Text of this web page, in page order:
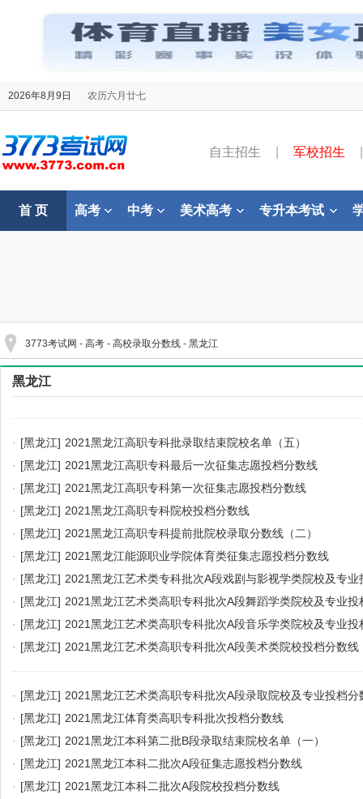
2026年8月9日 农历六月廿七
自主招生 军校招生
首 页 高考 中考 美术高考 专升本考试
3773考试网 - 高考 - 高校录取分数线 - 黑龙江
黑龙江
· [黑龙江] 2021黑龙江高职专科批录取结束院校名单（五）
· [黑龙江] 2021黑龙江高职专科最后一次征集志愿投档分数线
· [黑龙江] 2021黑龙江高职专科第一次征集志愿投档分数线
· [黑龙江] 2021黑龙江高职专科院校投档分数线
· [黑龙江] 2021黑龙江高职专科提前批院校录取分数线（二）
· [黑龙江] 2021黑龙江能源职业学院体育类征集志愿投档分数线
· [黑龙江] 2021黑龙江艺术类专科批次A段戏剧与影视学类院校及专业
· [黑龙江] 2021黑龙江艺术类高职专科批次A段舞蹈学类院校及专业投
· [黑龙江] 2021黑龙江艺术类高职专科批次A段音乐学类院校及专业投
· [黑龙江] 2021黑龙江艺术类高职专科批次A段美术类院校投档分数线
· [黑龙江] 2021黑龙江艺术类高职专科批次A段录取院校及专业投档分
· [黑龙江] 2021黑龙江体育类高职专科批次投档分数线
· [黑龙江] 2021黑龙江本科第二批B段录取结束院校名单（一）
· [黑龙江] 2021黑龙江本科二批次A段征集志愿投档分数线
· [黑龙江] 2021黑龙江本科二批次A段院校投档分数线